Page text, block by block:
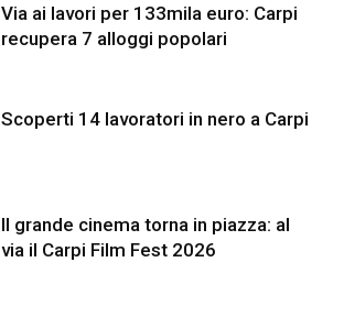
Via ai lavori per 133mila euro: Carpi
recupera 7 alloggi popolari
Scoperti 14 lavoratori in nero a Carpi
Il grande cinema torna in piazza: al
via il Carpi Film Fest 2026